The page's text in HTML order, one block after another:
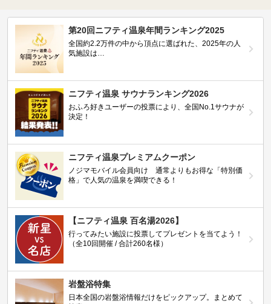
第20回ニフティ温泉年間ランキング2025
全国約2.2万件の中から頂点に選ばれた、2025年の人
気施設は…
ニフティ温泉 サウナランキング2026
おふろ好きユーザーの投票により、全国No.1サウナが
決定！
ニフティ温泉プレミアムクーポン
ノジマモバイル会員向け 通常よりもお得な「特別価
格」で人気の温泉を満喫できる！
【ニフティ温泉 百名湯2026】
行ってみたい施設に投票してプレゼントを当てよう！
（全10回開催 / 合計260名様）
岩盤浴特集
日本全国の岩盤浴情報だけをピックアップ。まとめて